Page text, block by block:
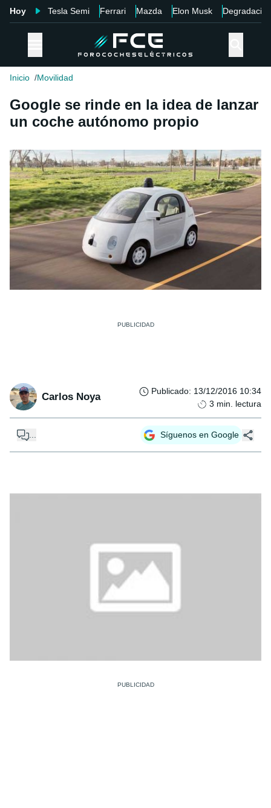
Hoy Tesla Semi Ferrari Mazda Elon Musk Degradación
Inicio Movilidad
Google se rinde en la idea de lanzar
un coche autónomo propio
Carlos Noya Publicado: 13/12/2016 10:34
3 min. lectura
... Síguenos en Google